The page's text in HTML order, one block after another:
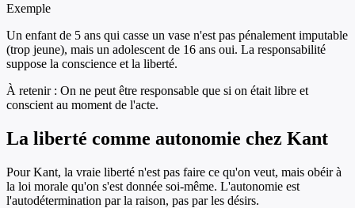
Exemple
Un enfant de 5 ans qui casse un vase n'est pas pénalement imputable
(trop jeune), mais un adolescent de 16 ans oui. La responsabilité
suppose la conscience et la liberté.
À retenir : On ne peut être responsable que si on était libre et
conscient au moment de l'acte.
La liberté comme autonomie chez Kant
Pour Kant, la vraie liberté n'est pas faire ce qu'on veut, mais obéir à
la loi morale qu'on s'est donnée soi-même. L'autonomie est
l'autodétermination par la raison, pas par les désirs.